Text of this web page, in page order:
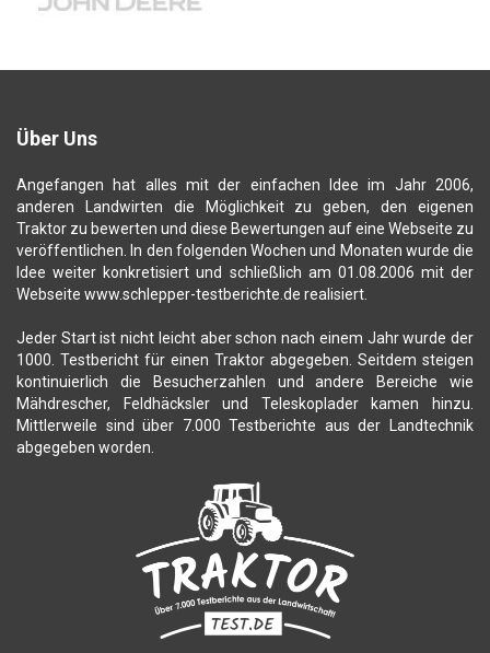
Über Uns
Angefangen hat alles mit der einfachen Idee im Jahr 2006,
anderen Landwirten die Möglichkeit zu geben, den eigenen
Traktor zu bewerten und diese Bewertungen auf eine Webseite zu
veröffentlichen. In den folgenden Wochen und Monaten wurde die
Idee weiter konkretisiert und schließlich am 01.08.2006 mit der
Webseite www.schlepper-testberichte.de realisiert.
Jeder Start ist nicht leicht aber schon nach einem Jahr wurde der
1000. Testbericht für einen Traktor abgegeben. Seitdem steigen
kontinuierlich die Besucherzahlen und andere Bereiche wie
Mähdrescher, Feldhäcksler und Teleskoplader kamen hinzu.
Mittlerweile sind über 7.000 Testberichte aus der Landtechnik
abgegeben worden.